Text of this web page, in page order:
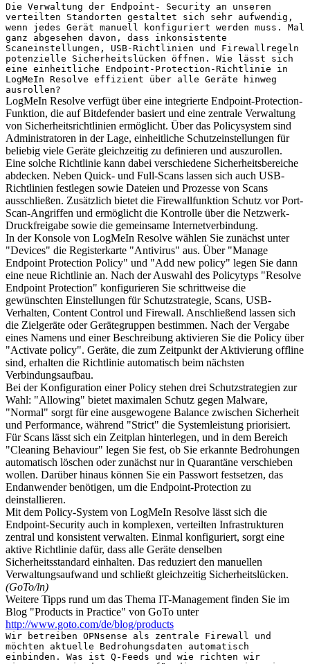
Die Verwaltung der Endpoint- Security an unseren
verteilten Standorten gestaltet sich sehr aufwendig,
wenn jedes Gerät manuell konfiguriert werden muss. Mal
ganz abgesehen davon, dass inkonsistente
Scaneinstellungen, USB-Richtlinien und Firewallregeln
potenzielle Sicherheitslücken öffnen. Wie lässt sich
eine einheitliche Endpoint-Protection-Richtlinie in
LogMeIn Resolve effizient über alle Geräte hinweg
ausrollen?
LogMeIn Resolve verfügt über eine integrierte Endpoint-Protection-
Funktion, die auf Bitdefender basiert und eine zentrale Verwaltung
von Sicherheitsrichtlinien ermöglicht. Über das Policysystem sind
Administratoren in der Lage, einheitliche Schutzeinstellungen für
beliebig viele Geräte gleichzeitig zu definieren und auszurollen.
Eine solche Richtlinie kann dabei verschiedene Sicherheitsbereiche
abdecken. Neben Quick- und Full-Scans lassen sich auch USB-
Richtlinien festlegen sowie Dateien und Prozesse von Scans
ausschließen. Zusätzlich bietet die Firewallfunktion Schutz vor Port-
Scan-Angriffen und ermöglicht die Kontrolle über die Netzwerk-
Druckfreigabe sowie die gemeinsame Internetverbindung.
In der Konsole von LogMeIn Resolve wählen Sie zunächst unter
"Devices" die Registerkarte "Antivirus" aus. Über "Manage
Endpoint Protection Policy" und "Add new policy" legen Sie dann
eine neue Richtlinie an. Nach der Auswahl des Policytyps "Resolve
Endpoint Protection" konfigurieren Sie schrittweise die
gewünschten Einstellungen für Schutzstrategie, Scans, USB-
Verhalten, Content Control und Firewall. Anschließend lassen sich
die Zielgeräte oder Gerätegruppen bestimmen. Nach der Vergabe
eines Namens und einer Beschreibung aktivieren Sie die Policy über
"Activate policy". Geräte, die zum Zeitpunkt der Aktivierung offline
sind, erhalten die Richtlinie automatisch beim nächsten
Verbindungsaufbau.
Bei der Konfiguration einer Policy stehen drei Schutzstrategien zur
Wahl: "Allowing" bietet maximalen Schutz gegen Malware,
"Normal" sorgt für eine ausgewogene Balance zwischen Sicherheit
und Performance, während "Strict" die Systemleistung priorisiert.
Für Scans lässt sich ein Zeitplan hinterlegen, und in dem Bereich
"Cleaning Behaviour" legen Sie fest, ob Sie erkannte Bedrohungen
automatisch löschen oder zunächst nur in Quarantäne verschieben
wollen. Darüber hinaus können Sie ein Passwort festsetzen, das
Endanwender benötigen, um die Endpoint-Protection zu
deinstallieren.
Mit dem Policy-System von LogMeIn Resolve lässt sich die
Endpoint-Security auch in komplexen, verteilten Infrastrukturen
zentral und konsistent verwalten. Einmal konfiguriert, sorgt eine
aktive Richtlinie dafür, dass alle Geräte denselben
Sicherheitsstandard einhalten. Das reduziert den manuellen
Verwaltungsaufwand und schließt gleichzeitig Sicherheitslücken.
(GoTo/ln)
Weitere Tipps rund um das Thema IT-Management finden Sie im
Blog "Products in Practice" von GoTo unter
http://www.goto.com/de/blog/products
Wir betreiben OPNsense als zentrale Firewall und
möchten aktuelle Bedrohungsdaten automatisch
einbinden. Was ist Q-Feeds und wie richten wir